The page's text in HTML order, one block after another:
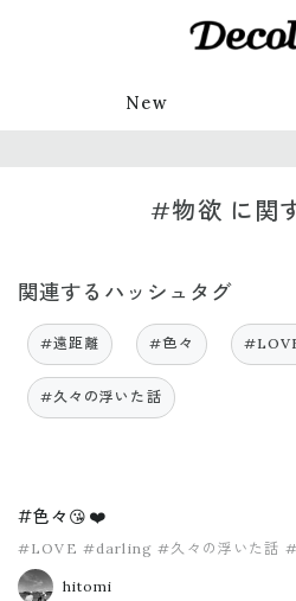
New
#物欲 に関
関連するハッシュタグ
#遠距離 #色々
#久々の浮いた話
#色々😘❤️
#LOVE #darling #久々の浮いた話
hitomi